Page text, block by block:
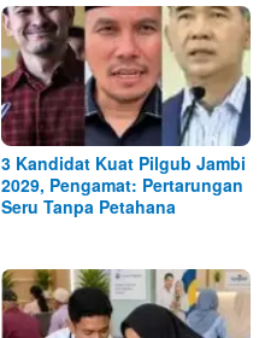
3 Kandidat Kuat Pilgub Jambi
2029, Pengamat: Pertarungan
Seru Tanpa Petahana